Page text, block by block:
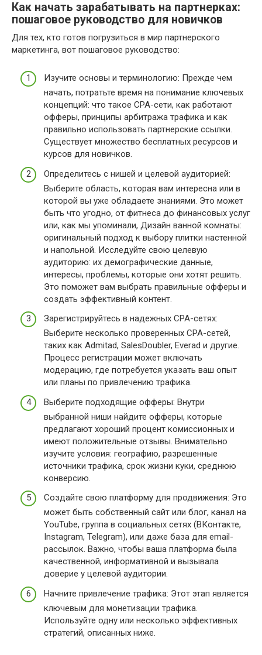
Как начать зарабатывать на партнерках:
пошаговое руководство для новичков
Для тех, кто готов погрузиться в мир партнерского
маркетинга, вот пошаговое руководство:
Изучите основы и терминологию: Прежде чем
начать, потратьте время на понимание ключевых
концепций: что такое CPA-сети, как работают
офферы, принципы арбитража трафика и как
правильно использовать партнерские ссылки.
Существует множество бесплатных ресурсов и
курсов для новичков.
Определитесь с нишей и целевой аудиторией:
Выберите область, которая вам интересна или в
которой вы уже обладаете знаниями. Это может
быть что угодно, от фитнеса до финансовых услуг
или, как мы упоминали, Дизайн ванной комнаты:
оригинальный подход к выбору плитки настенной
и напольной. Исследуйте свою целевую
аудиторию: их демографические данные,
интересы, проблемы, которые они хотят решить.
Это поможет вам выбрать правильные офферы и
создать эффективный контент.
Зарегистрируйтесь в надежных CPA-сетях:
Выберите несколько проверенных CPA-сетей,
таких как Admitad, SalesDoubler, Everad и другие.
Процесс регистрации может включать
модерацию, где потребуется указать ваш опыт
или планы по привлечению трафика.
Выберите подходящие офферы: Внутри
выбранной ниши найдите офферы, которые
предлагают хороший процент комиссионных и
имеют положительные отзывы. Внимательно
изучите условия: географию, разрешенные
источники трафика, срок жизни куки, среднюю
конверсию.
Создайте свою платформу для продвижения: Это
может быть собственный сайт или блог, канал на
YouTube, группа в социальных сетях (ВКонтакте,
Instagram, Telegram), или даже база для email-
рассылок. Важно, чтобы ваша платформа была
качественной, информативной и вызывала
доверие у целевой аудитории.
Начните привлечение трафика: Этот этап является
ключевым для монетизации трафика.
Используйте одну или несколько эффективных
стратегий, описанных ниже.